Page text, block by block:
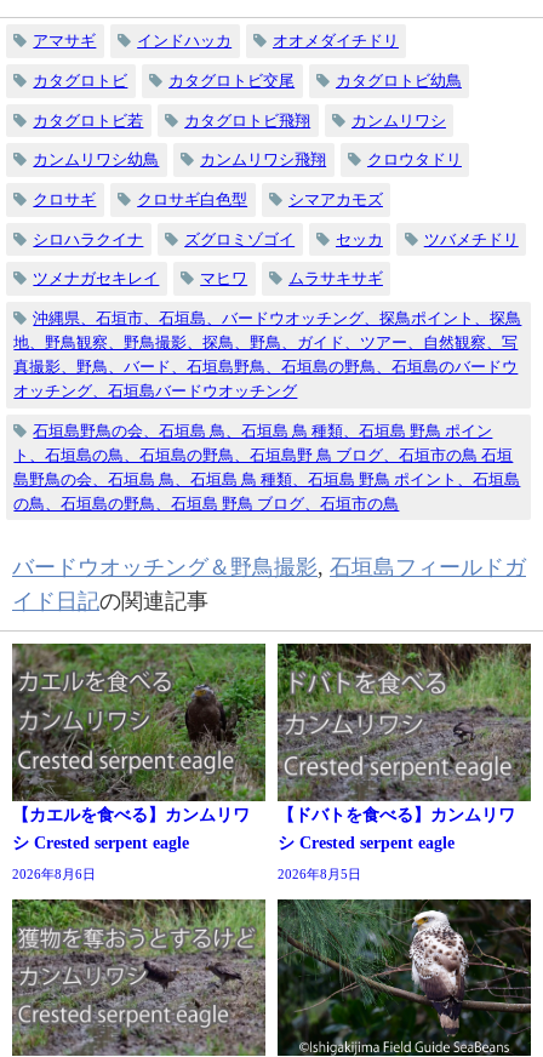
アマサギ インドハッカ オオメダイチドリ
カタグロトビ カタグロトビ交尾 カタグロトビ幼鳥
カタグロトビ若 カタグロトビ飛翔 カンムリワシ
カンムリワシ幼鳥 カンムリワシ飛翔 クロウタドリ
クロサギ クロサギ白色型 シマアカモズ
シロハラクイナ ズグロミゾゴイ セッカ ツバメチドリ
ツメナガセキレイ マヒワ ムラサキサギ
沖縄県、石垣市、石垣島、バードウオッチング、探鳥ポイント、探鳥
地、野鳥観察、野鳥撮影、探鳥、野鳥、ガイド、ツアー、自然観察、写
真撮影、野鳥、バード、石垣島野鳥、石垣島の野鳥、石垣島のバードウ
オッチング、石垣島バードウオッチング
石垣島野鳥の会、石垣島 鳥、石垣島 鳥 種類、石垣島 野鳥 ポイン
ト、石垣島の鳥、石垣島の野鳥、石垣島野 鳥 ブログ、石垣市の鳥 石垣
島野鳥の会、石垣島 鳥、石垣島 鳥 種類、石垣島 野鳥 ポイント、石垣島
の鳥、石垣島の野鳥、石垣島 野鳥 ブログ、石垣市の鳥
バードウオッチング＆野鳥撮影, 石垣島フィールドガ
イド日記の関連記事
【カエルを食べる】カンムリワ
シ Crested serpent eagle
2026年8月6日
【ドバトを食べる】カンムリワ
シ Crested serpent eagle
2026年8月5日